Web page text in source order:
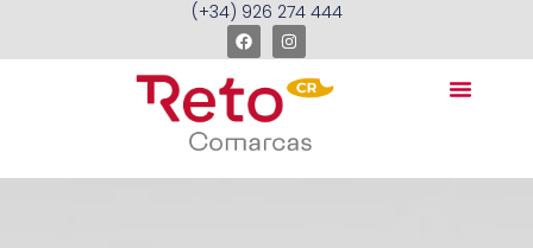
(+34) 926 274 444